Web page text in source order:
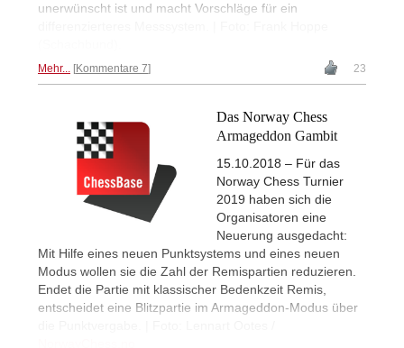
unerwünscht ist und macht Vorschläge für ein
Mehr... Kommentare 7 23
Das Norway Chess
Armageddon Gambit
15.10.2018 – Für das
Norway Chess Turnier
2019 haben sich die
Organisatoren eine
Neuerung ausgedacht:
Mit Hilfe eines neuen Punktsystems und eines neuen
Modus wollen sie die Zahl der Remispartien reduzieren.
Endet die Partie mit klassischer Bedenkzeit Remis,
entscheidet eine Blitzpartie im Armageddon-Modus über